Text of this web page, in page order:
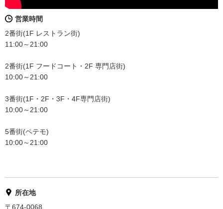
営業時間
2番街(1F レストラン街)
11:00～21:00
2番街(1F フードコート・2F 専門店街)
10:00～21:00
3番街(1F・2F・3F・4F専門店街)
10:00～21:00
5番街(ペテモ)
10:00～21:00
所在地
〒674-0068